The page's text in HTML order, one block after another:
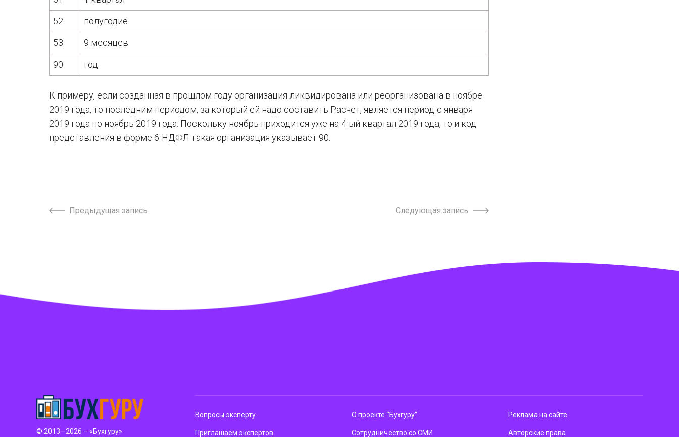
52 полугодие
53 9 месяцев
90 год
К примеру, если созданная в прошлом году организация ликвидирована или реорганизована в ноябре
2019 года, то последним периодом, за который ей надо составить Расчет, является период с января
2019 года по ноябрь 2019 года. Поскольку ноябрь приходится уже на 4-ый квартал 2019 года, то и код
представления в форме 6-НДФЛ такая организация указывает 90.
Предыдущая запись Следующая запись
© 2013—2026 – «Бухгуру»
Вопросы эксперту
Приглашаем экспертов
О проекте “Бухгуру”
Сотрудничество со СМИ
Реклама на сайте
Авторские права